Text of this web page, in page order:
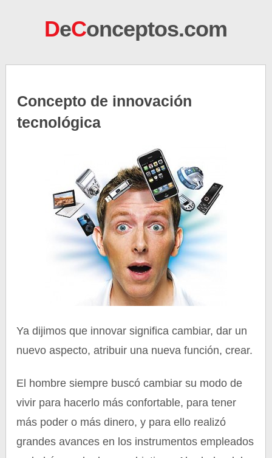
DeConceptos.com
Concepto de innovación
tecnológica
Ya dijimos que innovar significa cambiar, dar un
nuevo aspecto, atribuir una nueva función, crear.
El hombre siempre buscó cambiar su modo de
vivir para hacerlo más confortable, para tener
más poder o más dinero, y para ello realizó
grandes avances en los instrumentos empleados